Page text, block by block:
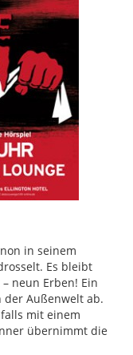
in seinem
Es bleibt
neun Erben! Ein
der Außenwelt ab.
mit einem
übernimmt die